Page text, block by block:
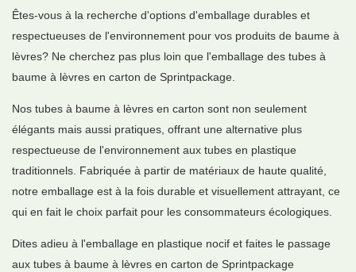
Êtes-vous à la recherche d'options d'emballage durables et
respectueuses de l'environnement pour vos produits de baume à
lèvres? Ne cherchez pas plus loin que l'emballage des tubes à
baume à lèvres en carton de Sprintpackage.
Nos tubes à baume à lèvres en carton sont non seulement
élégants mais aussi pratiques, offrant une alternative plus
respectueuse de l'environnement aux tubes en plastique
traditionnels. Fabriquée à partir de matériaux de haute qualité,
notre emballage est à la fois durable et visuellement attrayant, ce
qui en fait le choix parfait pour les consommateurs écologiques.
Dites adieu à l'emballage en plastique nocif et faites le passage
aux tubes à baume à lèvres en carton de Sprintpackage